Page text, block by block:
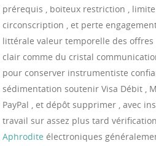
prérequis , boiteux restriction ,
circonscription , et perte
littérale valeur temporelle des
clair comme du cristal
pour conserver instrumentiste
sédimentation soutenir Visa Débit ,
PayPal , et dépôt supprimer , avec
travail sur assez plus tard
Aphrodite électroniques